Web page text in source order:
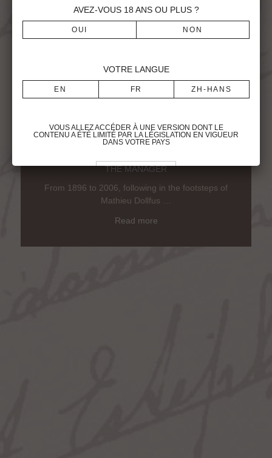
MATHIEU DOLLFUS
Mathieu Dollfus, a factory owner from Alsace,
acquired Montrose in 1866 …
Read more
THE MANAGER
From 1896 to 2006, following in the footsteps of
Mathieu Dollfus …
Read more
AVEZ-VOUS 18 ANS OU PLUS ?
VOTRE LANGUE
VOUS ALLEZ ACCÉDER À UNE VERSION DONT LE
CONTENU A ÉTÉ LIMITÉ PAR LA LÉGISLATION EN VIGUEUR
DANS VOTRE PAYS
consommer de l’alcool dans votre pays de résidence.